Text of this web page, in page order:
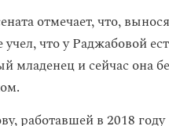
отмечает, что, вынося
что у Раджабовой
младенец и сейчас она
работавшей в 2018 году